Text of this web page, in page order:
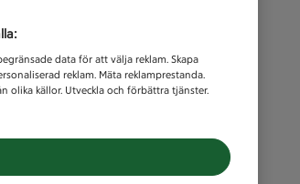
data för att välja reklam. Skapa
reklam. Mäta reklamprestanda.
olika källor. Utveckla och förbättra tjänster.